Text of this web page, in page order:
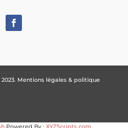
Mentions légales & politique
Powered By : XYZScripts.com